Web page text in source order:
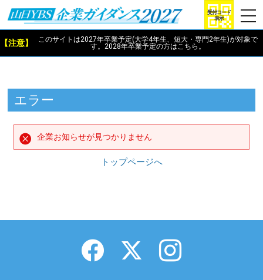
【注意】
このサイトは2027年卒業予定(大学4年生、短大・専門2年生)が対象で
す。2028年卒業予定の方はこちら 。
受付コード
表示
エラー
企業お知らせが見つかりません
トップページへ